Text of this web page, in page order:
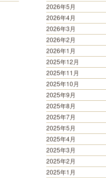
2026年5月
2026年4月
2026年3月
2026年2月
2026年1月
2025年12月
2025年11月
2025年10月
2025年9月
2025年8月
2025年7月
2025年5月
2025年4月
2025年3月
2025年2月
2025年1月